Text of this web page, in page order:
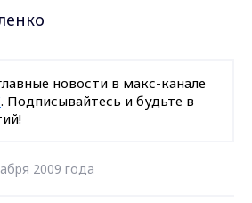
новости в макс-канале
. Подписывайтесь и будьте в
2009 года